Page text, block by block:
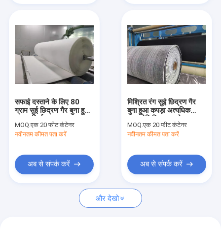
सफाई दस्ताने के लिए 80
ग्राम सुई छिद्रण गैर बुना हुआ
MOQ:एक 20 फीट कंटेनर
नवीनतम कीमत पता करें
अब से संपर्क करें
मिश्रित रंग सुई छिद्रण गैर
बुना हुआ कपड़ा अत्यधिक
MOQ:एक 20 फीट कंटेनर
नवीनतम कीमत पता करें
अब से संपर्क करें
और देखो